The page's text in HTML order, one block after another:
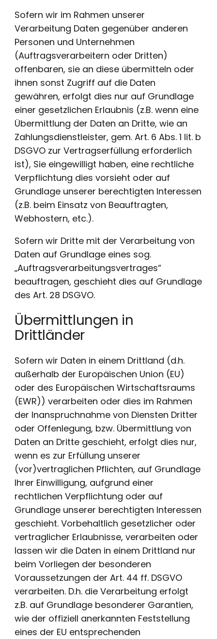
Sofern wir im Rahmen unserer
Verarbeitung Daten gegenüber anderen
Personen und Unternehmen
(Auftragsverarbeitern oder Dritten)
offenbaren, sie an diese übermitteln oder
ihnen sonst Zugriff auf die Daten
gewähren, erfolgt dies nur auf Grundlage
einer gesetzlichen Erlaubnis (z.B. wenn eine
Übermittlung der Daten an Dritte, wie an
Zahlungsdienstleister, gem. Art. 6 Abs. 1 lit. b
DSGVO zur Vertragserfüllung erforderlich
ist), Sie eingewilligt haben, eine rechtliche
Verpflichtung dies vorsieht oder auf
Grundlage unserer berechtigten Interessen
(z.B. beim Einsatz von Beauftragten,
Webhostern, etc.).
Sofern wir Dritte mit der Verarbeitung von
Daten auf Grundlage eines sog.
„Auftragsverarbeitungsvertrages“
beauftragen, geschieht dies auf Grundlage
des Art. 28 DSGVO.
Übermittlungen in
Drittländer
Sofern wir Daten in einem Drittland (d.h.
außerhalb der Europäischen Union (EU)
oder des Europäischen Wirtschaftsraums
(EWR)) verarbeiten oder dies im Rahmen
der Inanspruchnahme von Diensten Dritter
oder Offenlegung, bzw. Übermittlung von
Daten an Dritte geschieht, erfolgt dies nur,
wenn es zur Erfüllung unserer
(vor)vertraglichen Pflichten, auf Grundlage
Ihrer Einwilligung, aufgrund einer
rechtlichen Verpflichtung oder auf
Grundlage unserer berechtigten Interessen
geschieht. Vorbehaltlich gesetzlicher oder
vertraglicher Erlaubnisse, verarbeiten oder
lassen wir die Daten in einem Drittland nur
beim Vorliegen der besonderen
Voraussetzungen der Art. 44 ff. DSGVO
verarbeiten. D.h. die Verarbeitung erfolgt
z.B. auf Grundlage besonderer Garantien,
wie der offiziell anerkannten Feststellung
eines der EU entsprechenden